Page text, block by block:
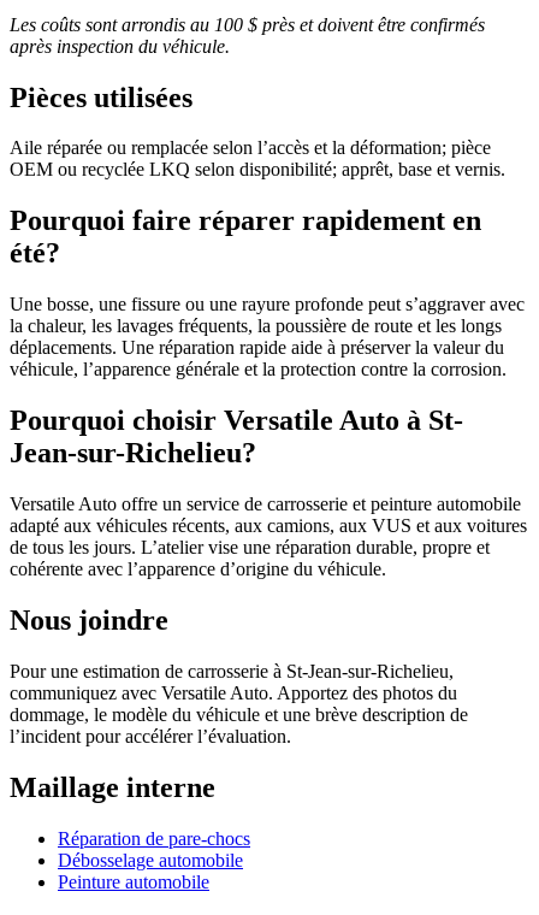
Les coûts sont arrondis au 100 $ près et doivent être confirmés
après inspection du véhicule.
Pièces utilisées
Aile réparée ou remplacée selon l’accès et la déformation; pièce
OEM ou recyclée LKQ selon disponibilité; apprêt, base et vernis.
Pourquoi faire réparer rapidement en
été?
Une bosse, une fissure ou une rayure profonde peut s’aggraver avec
la chaleur, les lavages fréquents, la poussière de route et les longs
déplacements. Une réparation rapide aide à préserver la valeur du
véhicule, l’apparence générale et la protection contre la corrosion.
Pourquoi choisir Versatile Auto à St-
Jean-sur-Richelieu?
Versatile Auto offre un service de carrosserie et peinture automobile
adapté aux véhicules récents, aux camions, aux VUS et aux voitures
de tous les jours. L’atelier vise une réparation durable, propre et
cohérente avec l’apparence d’origine du véhicule.
Nous joindre
Pour une estimation de carrosserie à St-Jean-sur-Richelieu,
communiquez avec Versatile Auto. Apportez des photos du
dommage, le modèle du véhicule et une brève description de
l’incident pour accélérer l’évaluation.
Maillage interne
Réparation de pare-chocs
Débosselage automobile
Peinture automobile